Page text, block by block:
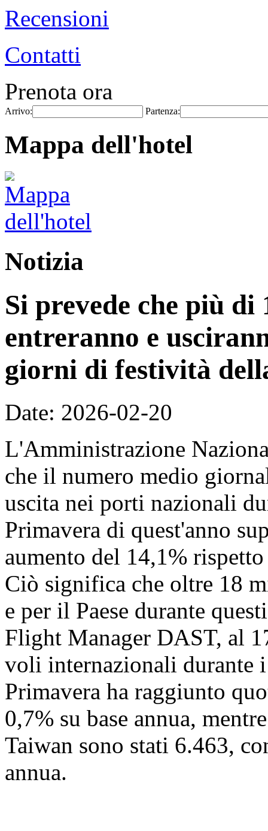
Recensioni
Contatti
Prenota ora
Arrivo: Partenza:
Mappa dell'hotel
Notizia
Si prevede che più
entreranno e
giorni di festività
Date: 2026-02-20
L'Amministrazione
che il numero medio
uscita nei porti nazionali
Primavera di quest'anno
aumento del 14,1%
Ciò significa che oltre 18
e per il Paese durante
Flight Manager DAST, al
voli internazionali durante
Primavera ha raggiunto
0,7% su base annua,
Taiwan sono stati 6.463,
annua.